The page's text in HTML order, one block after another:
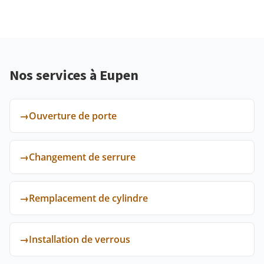
Nos services à Eupen
→Ouverture de porte
→Changement de serrure
→Remplacement de cylindre
→Installation de verrous